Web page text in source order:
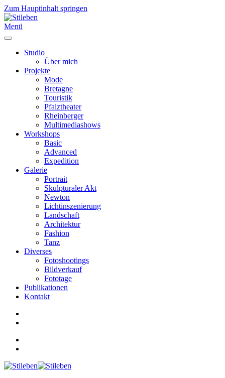
Zum Hauptinhalt springen
Menü
Studio
Über mich
Projekte
Mode
Bretagne
Touristik
Pfalztheater
Rheinberger
Multimediashows
Workshops
Basic
Advanced
Expedition
Galerie
Portrait
Skulpturaler Akt
Newton
Lichtinszenierung
Landschaft
Architektur
Fashion
Tanz
Diverses
Fotoshootings
Bildverkauf
Fototage
Publikationen
Kontakt